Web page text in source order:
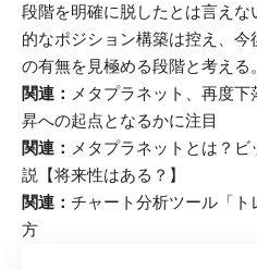
段階を明確に脱したとは言え
的なポジション構築は控え、
の有無を見極める段階と考える。
関連： メタプラネット、再度
昇への起点となるかに注目
関連： メタプラネットとは？
説【将来性はある？】
関連： チャート分析ツール「
方